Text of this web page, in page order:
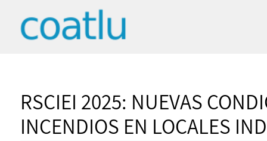
RSCIEI 2025: NUEVAS
INCENDIOS EN LOCALES